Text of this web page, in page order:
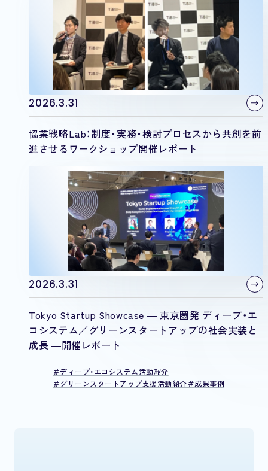
2026.3.31
協業戦略Lab：制度・実務・検討プロセスから共創を前
進させるワークショップ開催レポート
2026.3.31
Tokyo Startup Showcase ― 東京圏発 ディープ・エ
コシステム／グリーンスタートアップの社会実装と
成長 ―開催レポート
ディープ・エコシステム活動紹介
グリーンスタートアップ支援活動紹介
成果事例